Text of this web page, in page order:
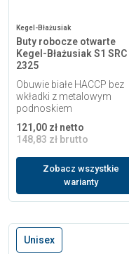
Kegel-Błażusiak
Buty robocze otwarte
Kegel-Błażusiak S1 SRC
2325
Obuwie białe HACCP bez
wkładki z metalowym
podnoskiem
121,00 zł netto
148,83 zł brutto
Zobacz wszystkie
warianty
Unisex